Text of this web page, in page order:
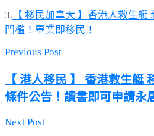
3. 【 移民加拿大 】香港人救生
門檻！畢業即移民！
Previous Post
【 港人移民 】 香港救生艇
條件公告！讀書即可申請永
Next Post